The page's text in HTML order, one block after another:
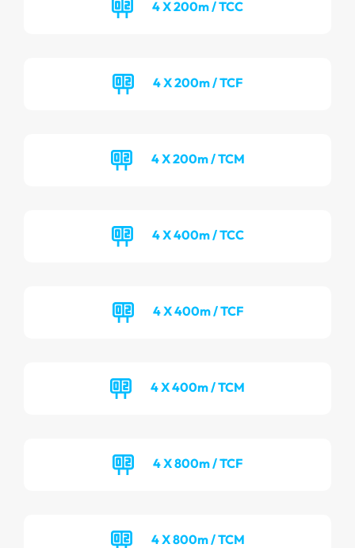
4 X 200m / TCC
4 X 200m / TCF
4 X 200m / TCM
4 X 400m / TCC
4 X 400m / TCF
4 X 400m / TCM
4 X 800m / TCF
4 X 800m / TCM